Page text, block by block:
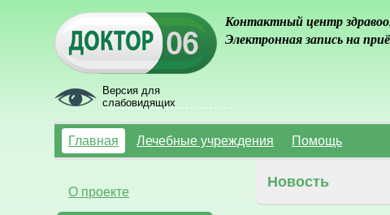
Версия для
слабовидящих
Контактный центр
Электронная запись на
Главная Лечебные учреждения Помощь
О проекте
Новость